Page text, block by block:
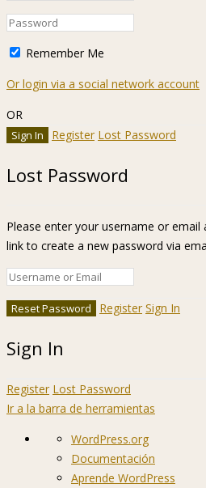
Remember Me
Or login via a social network account
OR
Register Lost Password
Lost Password
Please enter your username or email
link to create a new password via
Register Sign In
Sign In
Register Lost Password
Ir a la barra de herramientas
Acerca
WordPress
WordPress.org
Documentación
Aprende WordPress